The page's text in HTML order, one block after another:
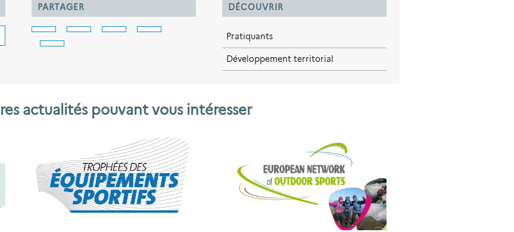
PARTAGER DÉCOUVRIR
Pratiquants
Développement territorial
actualités pouvant vous intéresser